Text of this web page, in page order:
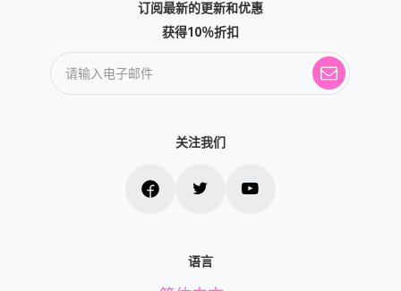
订阅最新的更新和优惠
获得10％折扣
关注我们
语言